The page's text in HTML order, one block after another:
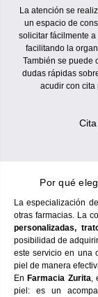
La atención se
un espacio de
solicitar fácilmente a
facilitando la
También se puede
dudas rápidas
acudir con cita
Por qué
La especialización de
otras farmacias. La
personalizadas,
posibilidad de
este servicio en una
piel de manera
En Farmacia Zurita,
piel: es un